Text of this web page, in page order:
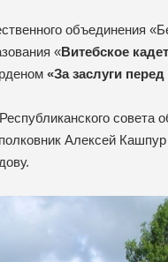
объединения
«Витебское
«За заслуги
совета
Алексей Кашпур